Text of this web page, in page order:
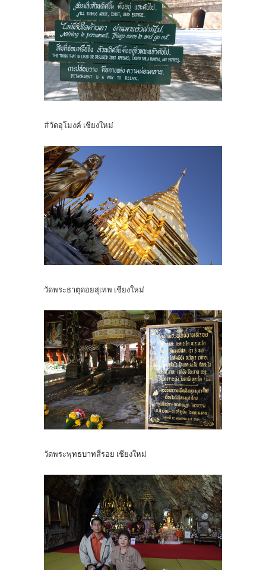
#วัดอุโมงค์ เชียงใหม่
วัดพระธาตุดอยสุเทพ เชียงใหม่
วัดพระพุทธบาทสี่รอย เชียงใหม่